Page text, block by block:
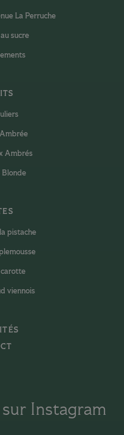
La Perruche
sucre
Ambrés
Blonde
pistache
viennois
Instagram